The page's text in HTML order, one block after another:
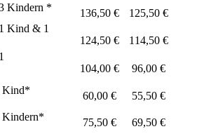
Kindern *
136,50 €
125,50 €
Kind & 1
124,50 €
114,50 €
104,00 €
96,00 €
Kind*
60,00 €
55,50 €
Kindern*
75,50 €
69,50 €